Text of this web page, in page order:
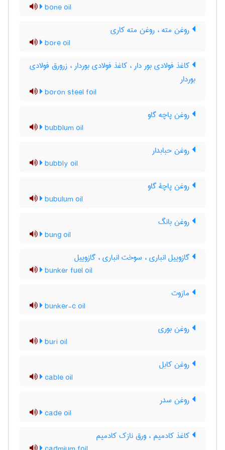
bone oil
روغن مته ، روغن مته کاری
bore oil
کاغذ فولادی بور دار ، کاغذ فولادی بوردار ، زرورق فولادی
بوردار
boron steel foil
روغن پاچه گاو
bubblum oil
روغن حبابدار
bubbly oil
روغن پاچۀ گاو
bubulum oil
روغن بانگ
bung oil
گازوییل انباری ، سوخت انباری ، گازوییل
bunker fuel oil
مازوت
bunker-c oil
روغن بوری
buri oil
روغن کابل
cable oil
روغن سدر
cade oil
کاغذ کادمیم ، ورق نازک کادمیم